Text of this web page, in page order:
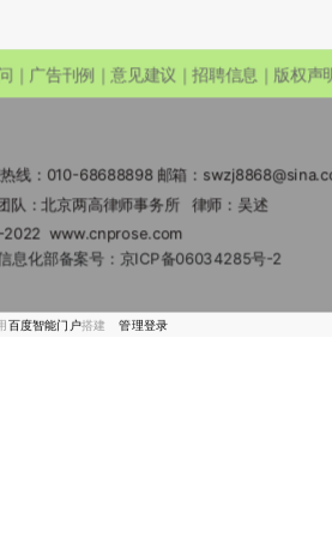
线：010-68688898 邮箱：
队：北京两高律师事务所 律师：吴述
2022www.cnprose.com
息化部备案号： 京ICP备06034285号-2
｜广告刊例｜意见建议｜招聘信息｜版权声
百度智能门户搭建 管理登录